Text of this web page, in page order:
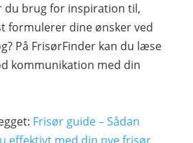
du brug for inspiration til,
formulerer dine ønsker ved
På FrisørFinder kan du læse
kommunikation med din
Frisør guide – Sådan